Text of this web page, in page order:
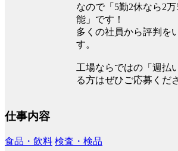
なので「5勤2休なら2
能」です！
多くの社員から評判を
す。
工場ならではの「週払
る方はぜひご応募くだ
仕事内容
食品・飲料 検査・検品